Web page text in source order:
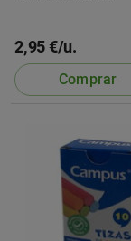
2,95 €/u.
Comprar